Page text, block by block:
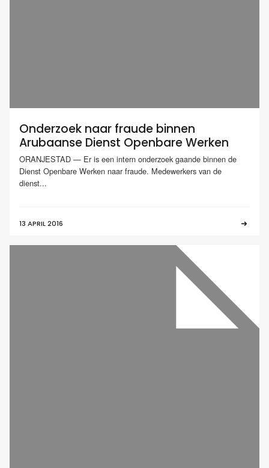
Onderzoek naar fraude binnen
Arubaanse Dienst Openbare Werken
ORANJESTAD — Er is een intern onderzoek gaande binnen de
Dienst Openbare Werken naar fraude. Medewerkers van de
dienst...
13 APRIL 2016